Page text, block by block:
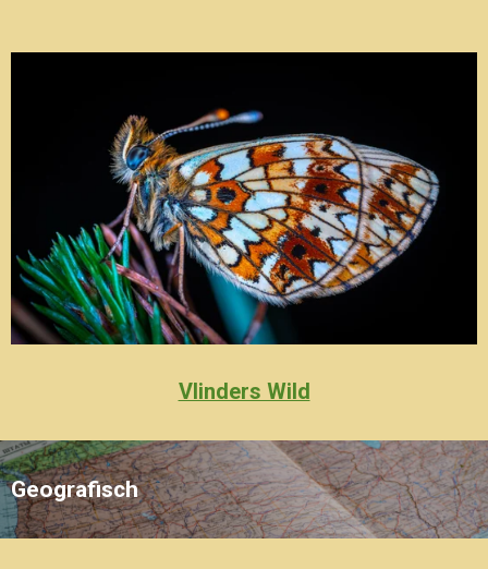
Vlinders Wild
Geografisch